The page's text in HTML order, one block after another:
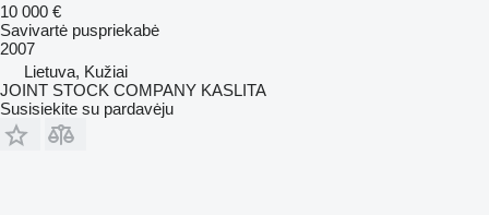
10 000 €
Savivartė puspriekabė
2007
Lietuva, Kužiai
JOINT STOCK COMPANY KASLITA
Susisiekite su pardavėju